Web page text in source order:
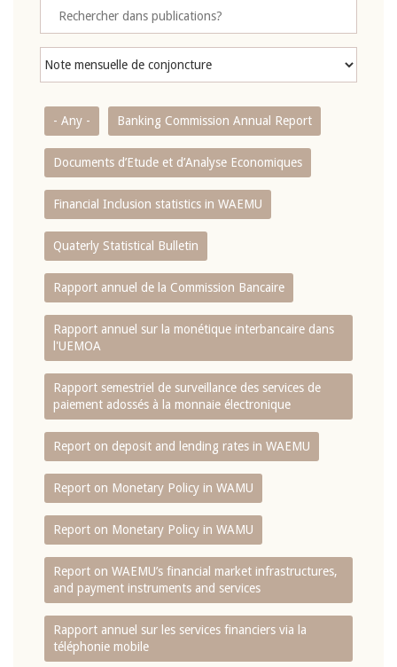
- Any - Banking Commission Annual Report
Documents d’Etude et d’Analyse Economiques
Financial Inclusion statistics in WAEMU
Quaterly Statistical Bulletin
Rapport annuel de la Commission Bancaire
Rapport annuel sur la monétique interbancaire dans
l'UEMOA
Rapport semestriel de surveillance des services de
paiement adossés à la monnaie électronique
Report on deposit and lending rates in WAEMU
Report on Monetary Policy in WAMU
Report on Monetary Policy in WAMU
Report on WAEMU’s financial market infrastructures,
and payment instruments and services
Rapport annuel sur les services financiers via la
téléphonie mobile